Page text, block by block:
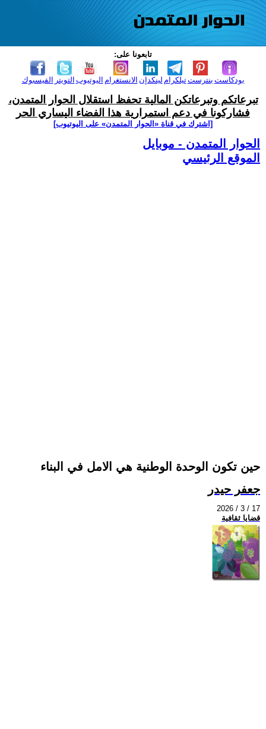
تابعونا على:
الفيسبوك التويتر اليوتيوب الانستغرام لينكدإن تيلكرامبنترست بودكاست
تبرعاتكم وتبرعاتكن المالية تحفظ استقلال الحوار المتمدن،
فشاركونا في دعم استمرارية هذا الفضاء اليساري الحر
[اشترك في قناة ‫«الحوار المتمدن» على اليوتيوب]
الحوار المتمدن - موبايل
الموقع الرئيسي
حين تكون الوحدة الوطنية هي الامل في البناء
جعفر حيدر
2026 / 3 / 17
قضايا ثقافية